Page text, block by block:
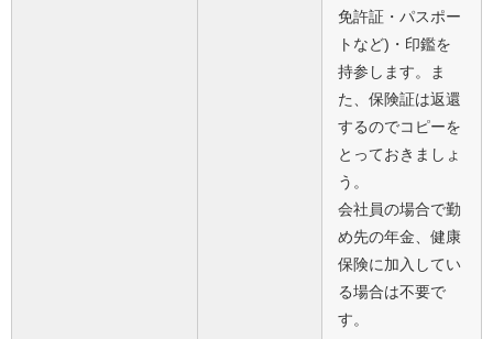
免許証・パスポー
トなど)・印鑑を
持参します。ま
た、保険証は返還
するのでコピーを
とっておきましょ
う。
会社員の場合で勤
め先の年金、健康
保険に加入してい
る場合は不要で
す。